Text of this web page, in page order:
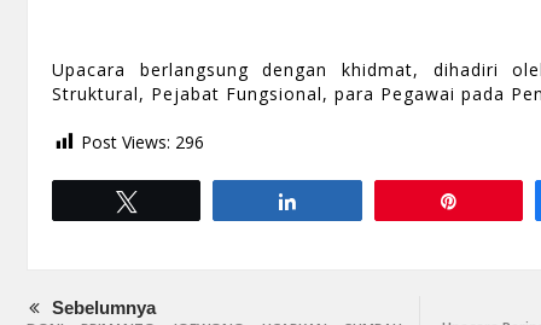
Upacara berlangsung dengan khidmat, dihadiri
Struktural, Pejabat Fungsional, para Pegawai pada
Post Views: 296
Sebelumnya